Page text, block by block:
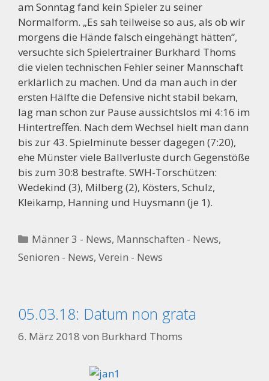
am Sonntag fand kein Spieler zu seiner
Normalform. „Es sah teilweise so aus, als ob wir
morgens die Hände falsch eingehängt hätten“,
versuchte sich Spielertrainer Burkhard Thoms
die vielen technischen Fehler seiner Mannschaft
erklärlich zu machen. Und da man auch in der
ersten Hälfte die Defensive nicht stabil bekam,
lag man schon zur Pause aussichtslos mi 4:16 im
Hintertreffen. Nach dem Wechsel hielt man dann
bis zur 43. Spielminute besser dagegen (7:20),
ehe Münster viele Ballverluste durch Gegenstöße
bis zum 30:8 bestrafte. SWH-Torschützen:
Wedekind (3), Milberg (2), Kösters, Schulz,
Kleikamp, Hanning und Huysmann (je 1).
Kategorien
Männer 3 - News, Mannschaften - News,
Senioren - News, Verein - News
05.03.18: Datum non grata
6. März 2018 von Burkhard Thoms